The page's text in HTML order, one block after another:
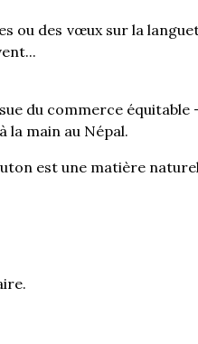
ou des vœux sur la
du commerce équitable
la main au Népal.
est une matière